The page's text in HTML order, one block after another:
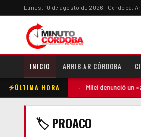
Lunes, 10 de agosto de 2026 · Córdoba,
INICIO ARRIB.AR CÓRDOBA
ÚLTIMA HORA
contra la madre Milei denunció un
🏷 PROACO